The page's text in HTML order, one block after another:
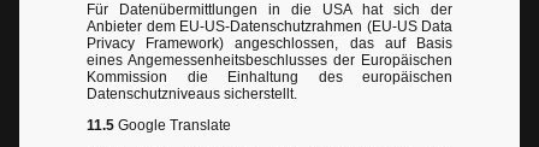
Für Datenübermittlungen in die USA hat sich der
Anbieter dem EU-US-Datenschutzrahmen (EU-US Data
Privacy Framework) angeschlossen, das auf Basis
eines Angemessenheitsbeschlusses der Europäischen
Kommission die Einhaltung des europäischen
Datenschutzniveaus sicherstellt.
11.5 Google Translate